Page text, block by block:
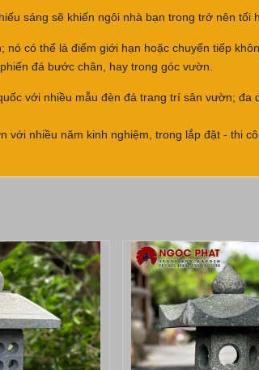
sáng sẽ khiến ngôi nhà bạn trong trở nên tối
có thể là điểm giới hạn hoặc chuyển tiếp
đá bước chân, hay trong góc vườn.
với nhiều mẫu đèn đá trang trí sân vườn;
nhiều năm kinh nghiệm, trong lắp đặt - thi